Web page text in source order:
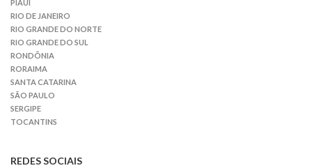
PIAUÍ
RIO DE JANEIRO
RIO GRANDE DO NORTE
RIO GRANDE DO SUL
RONDÔNIA
RORAIMA
SANTA CATARINA
SÃO PAULO
SERGIPE
TOCANTINS
REDES SOCIAIS